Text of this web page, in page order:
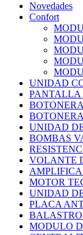
Novedades
Confort
UNIDAD
PANTALLA
UNIDAD
BOMBAS
VOLANTE
MOTOR
UNIDAD
PLACA
MODULO